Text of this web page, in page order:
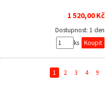
1 520,00 Kč
Dostupnost: 1 den
ks
1 2 3 4 9